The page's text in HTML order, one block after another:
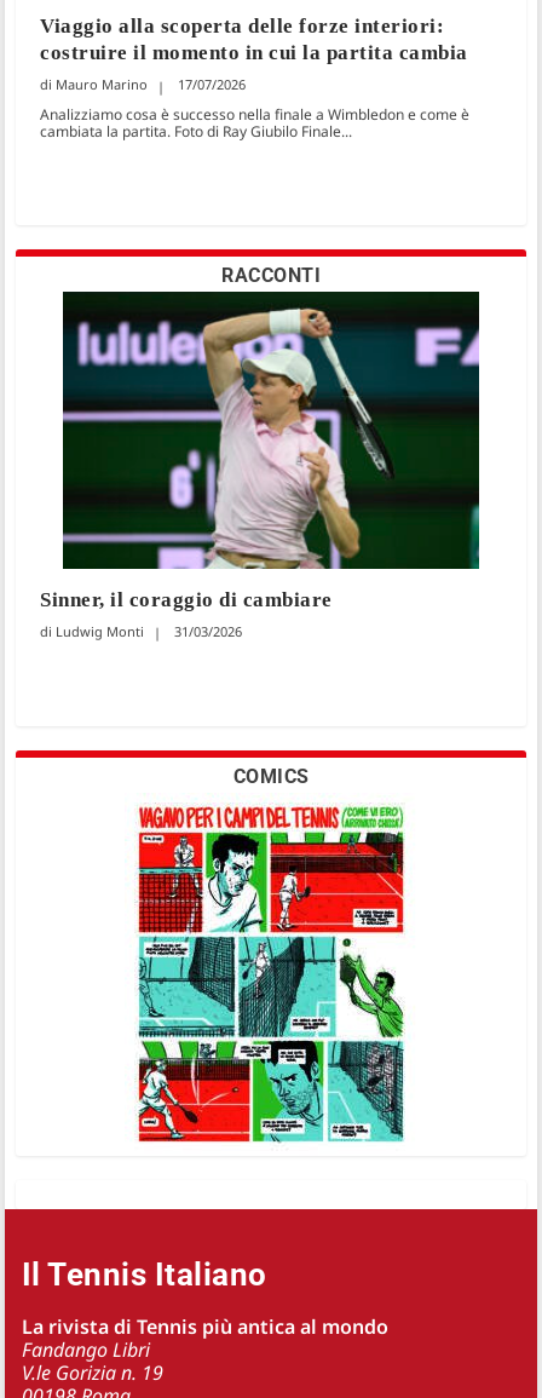
Viaggio alla scoperta delle forze interiori:
costruire il momento in cui la partita cambia
Mauro Marino 17/07/2026
Analizziamo cosa è successo nella finale a Wimbledon e come è
cambiata la partita. Foto di Ray Giubilo Finale...
RACCONTI
Sinner, il coraggio di cambiare
Ludwig Monti 31/03/2026
COMICS
Il Tennis Italiano
La rivista di Tennis più antica al mondo
Fandango Libri
V.le Gorizia n. 19